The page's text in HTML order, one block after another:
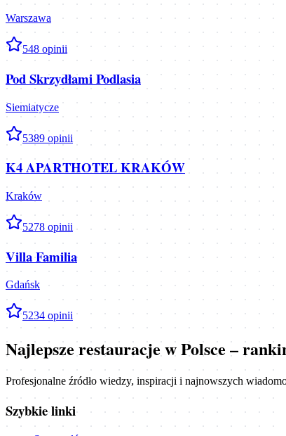
Warszawa
548 opinii
Pod Skrzydłami Podlasia
Siemiatycze
5389 opinii
K4 APARTHOTEL KRAKÓW
Kraków
5278 opinii
Villa Familia
Gdańsk
5234 opinii
Najlepsze restauracje w Polsce –
Profesjonalne źródło wiedzy, inspiracji i najnowszych
Szybkie linki